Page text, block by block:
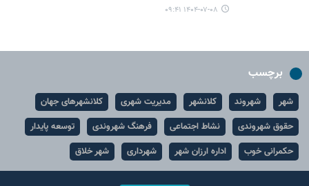
۱۴۰۴-۰۷-۰۸ ۰۹:۴۱
برچسب
شهر شهروند کلانشهر مدیریت شهری
کلانشهرهای جهان
حقوق شهروندی
نشاط اجتماعی فرهنگ شهروندی
توسعه پایدار
حکمرانی خوب
اداره ارزان شهر شهرداری شهر خلاق